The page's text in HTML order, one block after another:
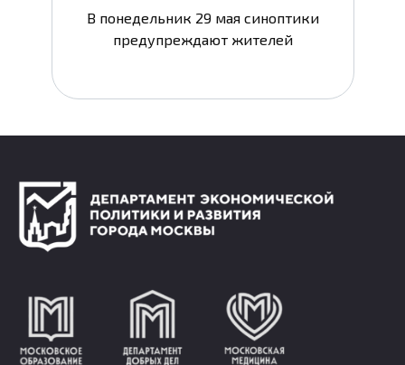
В понедельник 29 мая синоптики
предупреждают жителей